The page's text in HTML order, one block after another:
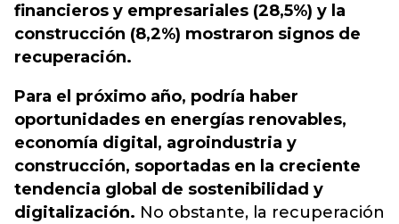
financieros y empresariales (28,5%) y la
construcción (8,2%) mostraron signos de
recuperación.
Para el próximo año, podría haber
oportunidades en energías renovables,
economía digital, agroindustria y
construcción, soportadas en la creciente
tendencia global de sostenibilidad y
digitalización. No obstante, la recuperación